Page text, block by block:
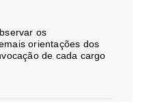
os
orientações dos
de cada cargo